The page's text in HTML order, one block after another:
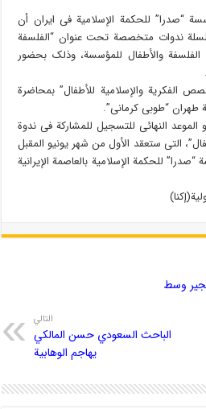
“صدرا” للحکمة الإسلامیة فی ایران أن
ندوات متخصصة تحت عنوان “الفلسفة
والأطفال للمؤسسة، وذلک بحضور
الفکریة والإسلامیة للأطفال” بمحاضرة
طهران “طوبی کرمانی”.
الاثنین 26 مایو هو الموعد النهائی للتسجیل للمشارکة فی ندوة
التی ستعقد الأول من شهر یونیو المقبل
للحکمة الإسلامیة بالعاصمة الإیرانیة
في تفجير وسط
التالي
الباحث السعودي حسن المالكي
يهاجم الوهابية